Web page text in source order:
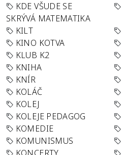
KDE VŠUDE SE
SKRÝVÁ MATEMATIKA
KILT
KINO KOTVA
KLUB K2
KNIHA
KNÍR
KOLÁČ
KOLEJ
KOLEJE PEDAGOG
KOMEDIE
KOMUNISMUS